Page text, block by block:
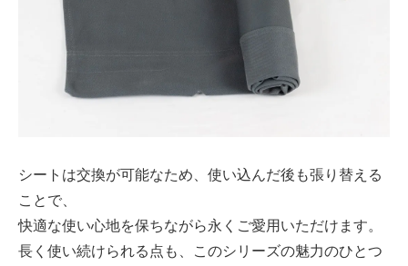
シートは交換が可能なため、使い込んだ後も張り替える
ことで、
快適な使い心地を保ちながら永くご愛用いただけます。
長く使い続けられる点も、このシリーズの魅力のひとつ